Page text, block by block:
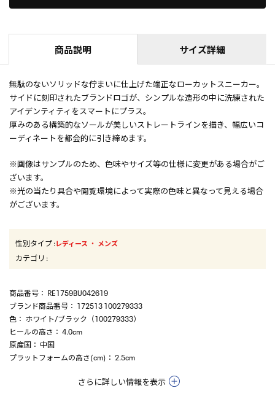
商品説明 サイズ詳細
無駄のないソリッドな佇まいに仕上げた端正なローカットスニーカー。
サイドに刻印されたブランドロゴが、シンプルな造形の中に洗練された
アイデンティティをスマートにプラス。
厚みのある構築的なソールが美しいストレートラインを描き、幅広いコ
ーディネートを都会的に引き締めます。
※画像はサンプルのため、色味やサイズ等の仕様に変更がある場合がご
ざいます。
※光の当たり具合や閲覧環境によって実際の色味と異なって見える場合
がございます。
性別タイプ:レディース ・ メンズ
カテゴリ :
商品番号 ： RE1759BU042619
ブランド商品番号 ： 172513 100279333
色 ： ホワイト/ブラック（100279333）
ヒールの高さ ： 4.0cm
原産国 ： 中国
プラットフォームの高さ(cm) ： 2.5cm
さらに詳しい情報を表示